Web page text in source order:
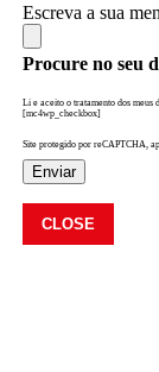
Escreva a sua
Procure no seu
Li e aceito o tratamento dos meus
[mc4wp_checkbox]
Site protegido por reCAPTCHA,
Enviar
CLOSE